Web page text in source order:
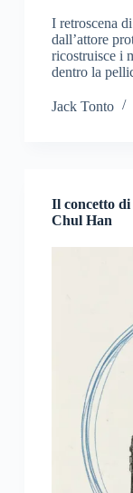
I retroscena
dall’attore
ricostruisce i
dentro la
Jack Tonto
Il concetto di
Chul Han